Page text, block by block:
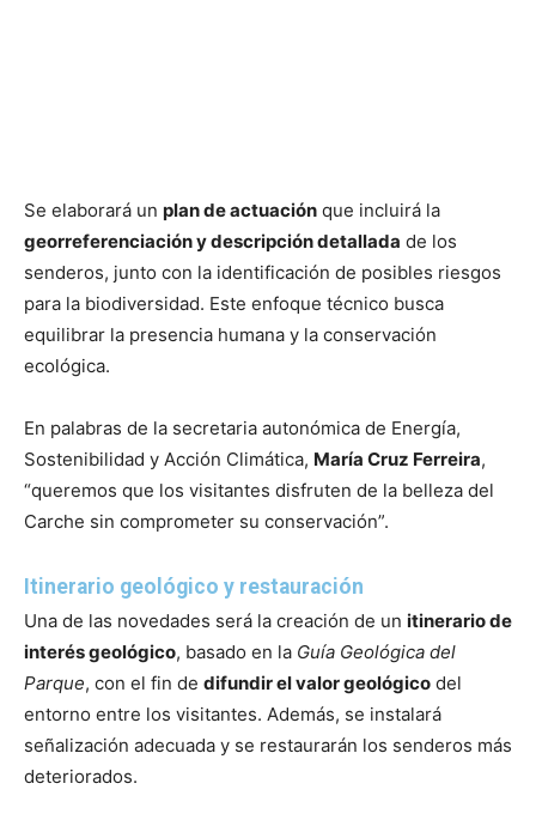
Se elaborará un plan de actuación que incluirá la
georreferenciación y descripción detallada de los
senderos, junto con la identificación de posibles riesgos
para la biodiversidad. Este enfoque técnico busca
equilibrar la presencia humana y la conservación
ecológica.
En palabras de la secretaria autonómica de Energía,
Sostenibilidad y Acción Climática, María Cruz Ferreira,
“queremos que los visitantes disfruten de la belleza del
Carche sin comprometer su conservación”.
Itinerario geológico y restauración
Una de las novedades será la creación de un itinerario de
interés geológico, basado en la Guía Geológica del
Parque, con el fin de difundir el valor geológico del
entorno entre los visitantes. Además, se instalará
señalización adecuada y se restaurarán los senderos más
deteriorados.